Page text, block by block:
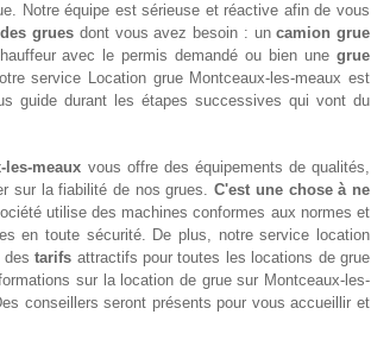
Notre équipe est sérieuse et réactive afin de vous
grues dont vous avez besoin : uncamion grue
avec le permis demandé ou bien une grue
service Location grue Montceaux-les-meaux est
guide durant les étapes successives qui vont du
les-meaux vous offre des équipements de qualités,
sur la fiabilité de nos grues.C'est une chose à ne
utilise des machines conformes aux normes et
en toute sécurité. De plus, notre service location
destarifs attractifs pour toutes les locations de grue
sur la location de grue sur Montceaux-les-
conseillers seront présents pour vous accueillir et